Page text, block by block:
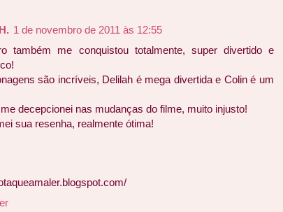
1 de novembro de 2011 às 12:55
também me conquistou totalmente, super divertido e
são incríveis, Delilah é mega divertida e Colin é um
decepcionei nas mudanças do filme, muito injusto!
sua resenha, realmente ótima!